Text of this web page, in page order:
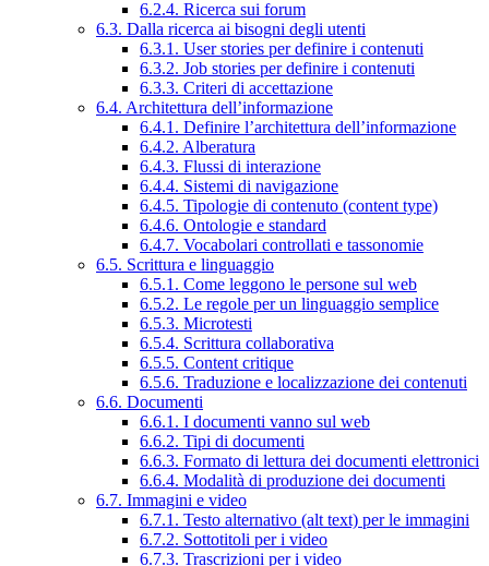
6.2.4. Ricerca sui forum
6.3. Dalla ricerca ai bisogni degli utenti
6.3.1. User stories per definire i contenuti
6.3.2. Job stories per definire i contenuti
6.3.3. Criteri di accettazione
6.4. Architettura dell’informazione
6.4.1. Definire l’architettura dell’informazione
6.4.2. Alberatura
6.4.3. Flussi di interazione
6.4.4. Sistemi di navigazione
6.4.5. Tipologie di contenuto (content type)
6.4.6. Ontologie e standard
6.4.7. Vocabolari controllati e tassonomie
6.5. Scrittura e linguaggio
6.5.1. Come leggono le persone sul web
6.5.2. Le regole per un linguaggio semplice
6.5.3. Microtesti
6.5.4. Scrittura collaborativa
6.5.5. Content critique
6.5.6. Traduzione e localizzazione dei contenuti
6.6. Documenti
6.6.1. I documenti vanno sul web
6.6.2. Tipi di documenti
6.6.3. Formato di lettura dei documenti elettronici
6.6.4. Modalità di produzione dei documenti
6.7. Immagini e video
6.7.1. Testo alternativo (alt text) per le immagini
6.7.2. Sottotitoli per i video
6.7.3. Trascrizioni per i video